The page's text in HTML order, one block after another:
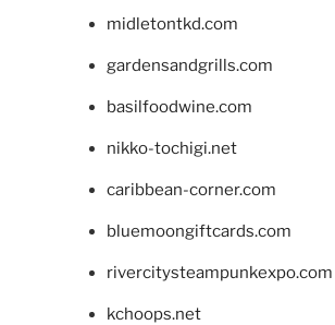
midletontkd.com
gardensandgrills.com
basilfoodwine.com
nikko-tochigi.net
caribbean-corner.com
bluemoongiftcards.com
rivercitysteampunkexpo.com
kchoops.net